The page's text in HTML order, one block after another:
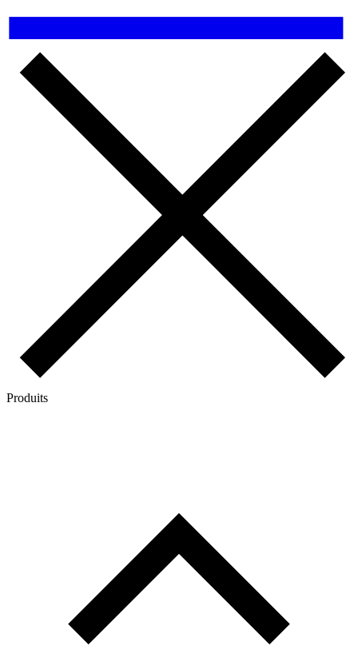
Produits